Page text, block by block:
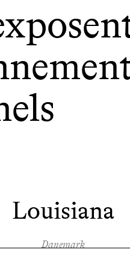
Louisiana
Danemark